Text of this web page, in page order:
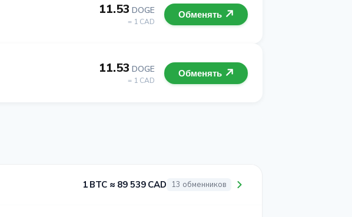
11.53 DOGE
= 1 CAD
Обменять
11.53 DOGE
= 1 CAD
Обменять
1 BTC ≈ 89 539 CAD 13 обменников